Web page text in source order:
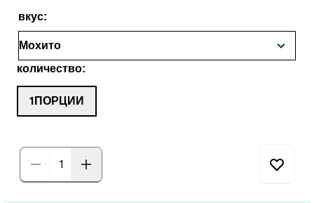
вкус:
количество:
1ПОРЦИИ